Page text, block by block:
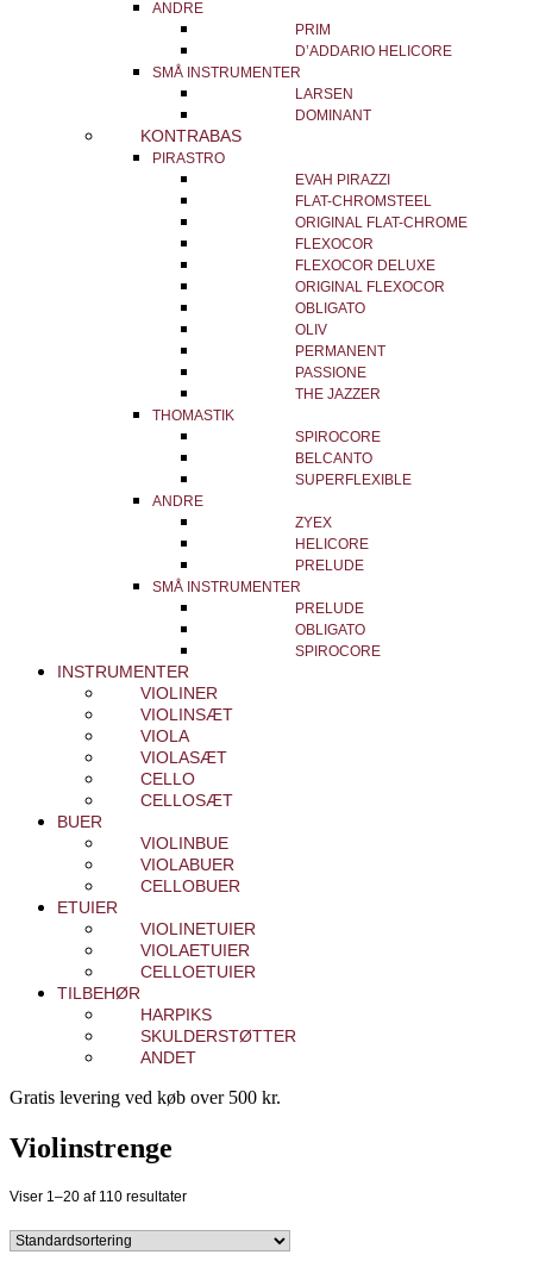
ANDRE
PRIM
D’ADDARIO HELICORE
SMÅ INSTRUMENTER
LARSEN
DOMINANT
KONTRABAS
PIRASTRO
EVAH PIRAZZI
FLAT-CHROMSTEEL
ORIGINAL FLAT-CHROME
FLEXOCOR
FLEXOCOR DELUXE
ORIGINAL FLEXOCOR
OBLIGATO
OLIV
PERMANENT
PASSIONE
THE JAZZER
THOMASTIK
SPIROCORE
BELCANTO
SUPERFLEXIBLE
ANDRE
ZYEX
HELICORE
PRELUDE
SMÅ INSTRUMENTER
PRELUDE
OBLIGATO
SPIROCORE
INSTRUMENTER
VIOLINER
VIOLINSÆT
VIOLA
VIOLASÆT
CELLO
CELLOSÆT
BUER
VIOLINBUE
VIOLABUER
CELLOBUER
ETUIER
VIOLINETUIER
VIOLAETUIER
CELLOETUIER
TILBEHØR
HARPIKS
SKULDERSTØTTER
ANDET
Gratis levering ved køb over 500 kr.
Violinstrenge
Viser 1–20 af 110 resultater